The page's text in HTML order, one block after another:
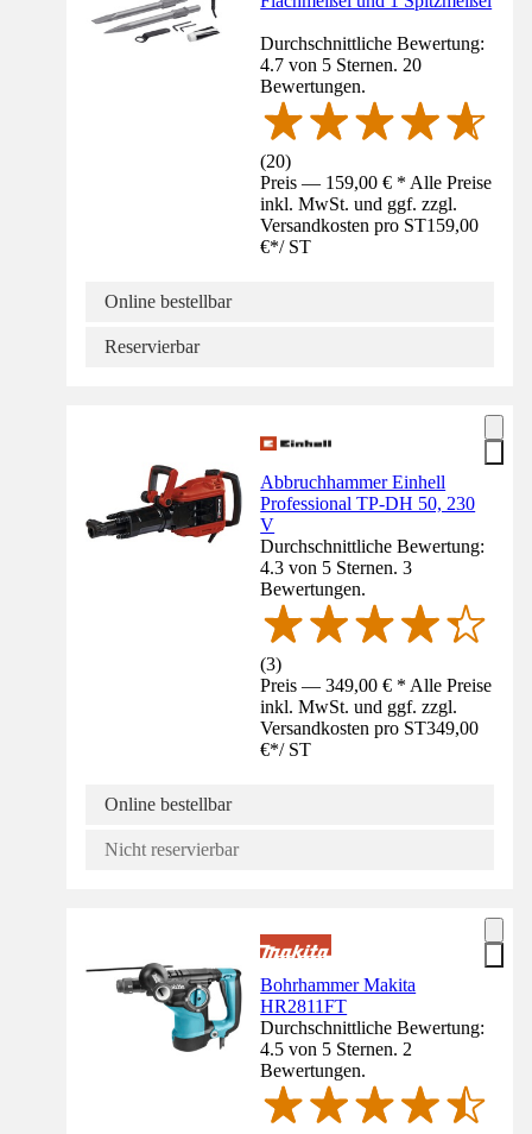
Durchschnittliche Bewertung:
4.7 von 5 Sternen. 20
Bewertungen.
(20)
Preis — 159,00 € * Alle Preise
inkl. MwSt. und ggf. zzgl.
Versandkosten pro ST159,00
€*/ ST
Online bestellbar
Reservierbar
Abbruchhammer Einhell
Professional TP-DH 50, 230
V
Durchschnittliche Bewertung:
4.3 von 5 Sternen. 3
Bewertungen.
(3)
Preis — 349,00 € * Alle Preise
inkl. MwSt. und ggf. zzgl.
Versandkosten pro ST349,00
€*/ ST
Online bestellbar
Nicht reservierbar
Bohrhammer Makita
HR2811FT
Durchschnittliche Bewertung:
4.5 von 5 Sternen. 2
Bewertungen.